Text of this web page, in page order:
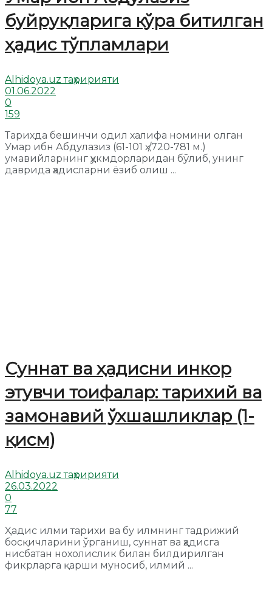
буйруқларига кўра битилган
ҳадис тўпламлари
Alhidoya.uz таҳририяти
01.06.2022
0
159
Тарихда бешинчи одил халифа номини олган
Умар ибн Абдулазиз (61-101 ҳ./720-781 м.)
умавийларнинг ҳукмдорларидан бўлиб, унинг
даврида ҳадисларни ёзиб олиш ...
Суннат ва ҳадисни инкор
этувчи тоифалар: тарихий ва
замонавий ўхшашликлар (1-
қисм)
Alhidoya.uz таҳририяти
26.03.2022
0
77
Ҳадис илми тарихи ва бу илмнинг тадрижий
босқичларини ўрганиш, суннат ва ҳадисга
нисбатан нохолислик билан билдирилган
фикрларга қарши муносиб, илмий ...